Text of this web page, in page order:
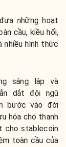
những hoạt
cầu, kiều hối,
nhiều hình thức
sáng lập và
dắt đội ngũ
bước vào đời
hóa cho thanh
cho stablecoin
toàn cầu của